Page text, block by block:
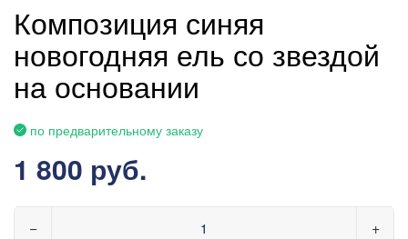
Композиция синяя
новогодняя ель со звездой
на основании
по предварительному заказу
1 800 руб.
− +